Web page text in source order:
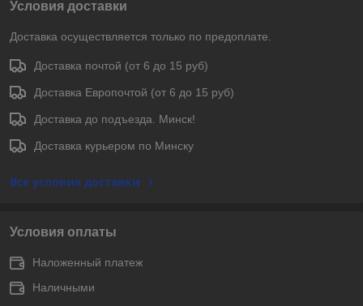
Условия доставки
Доставка осуществляется только по предоплате.
Доставка почтой (от 6 до 15 руб)
Доставка Европочтой (от 6 до 15 руб)
Доставка до подъезда. Минск!
Доставка курьером по Минску
Все условия доставки
Условия оплаты
Наложенный платеж
Наличными